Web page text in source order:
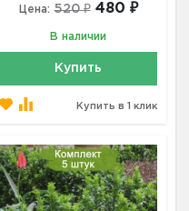
Цена: 520 ₽ 480 ₽
В наличии
Купить
Купить в 1 клик